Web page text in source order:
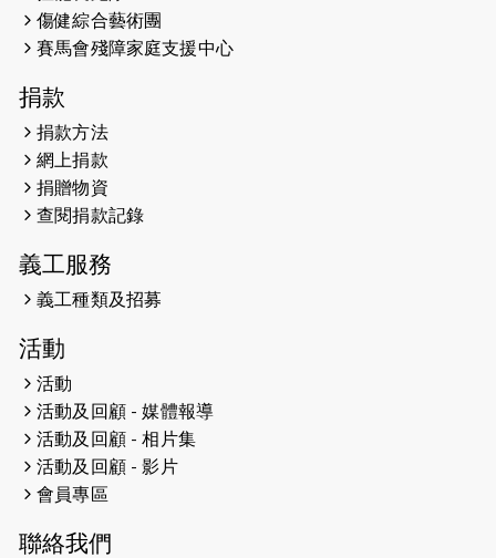
2026-05-07
開始）
2026-04-30
2026-04-25
2026-04-24
2026-04-23
2026-04-19
2026-04-16
猛龍長跑隊恆常練習 - 4月16日
（19:00開始）
2026-04-12
傷健綜合藝術團
賽馬會殘障家庭支援中心
捐款
捐款方法
網上捐款
捐贈物資
查閱捐款記錄
義工服務
義工種類及招募
活動
活動
活動及回顧 - 媒體報導
活動及回顧 - 相片集
活動及回顧 - 影片
會員專區
聯絡我們